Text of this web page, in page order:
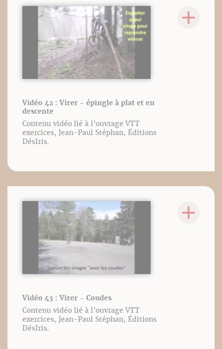
Vidéo 42 : Virer - épingle à plat et en
descente
Contenu vidéo lié à l’ouvrage VTT
exercices, Jean-Paul Stéphan, Éditions
DésIris.
Vidéo 43 : Virer - Coudes
Contenu vidéo lié à l’ouvrage VTT
exercices, Jean-Paul Stéphan, Éditions
DésIris.